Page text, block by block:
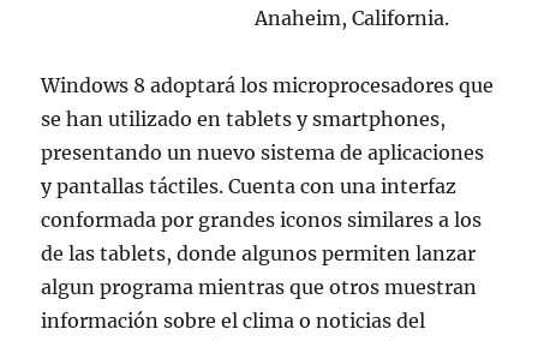
Anaheim, California.
Windows 8 adoptará los microprocesadores que
se han utilizado en tablets y smartphones,
presentando un nuevo sistema de aplicaciones
y pantallas táctiles. Cuenta con una interfaz
conformada por grandes iconos similares a los
de las tablets, donde algunos permiten lanzar
algun programa mientras que otros muestran
información sobre el clima o noticias del